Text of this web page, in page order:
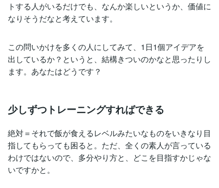
トする人がいるだけでも、なんか楽しいというか、価値に
なりそうだなと考えています。
この問いかけを多くの人にしてみて、1日1個アイデアを
出しているか？というと、結構きついのかなと思ったりし
ます。あなたはどうです？
少しずつトレーニングすればできる
絶対＝それで飯が食えるレベルみたいなものをいきなり目
指してもらっても困ると。ただ、全くの素人が言っている
わけではないので、多分やり方と、どこを目指すかじゃな
いですかと。